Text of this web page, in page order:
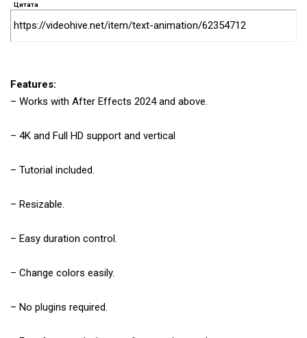
Цитата
https://videohive.net/item/text-animation/62354712
Features:
– Works with After Effects 2024 and above.
– 4K and Full HD support and vertical
– Tutorial included.
– Resizable.
– Easy duration control.
– Change colors easily.
– No plugins required.